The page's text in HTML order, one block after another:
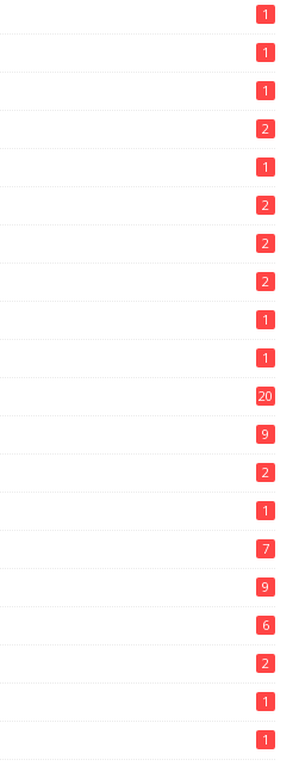
1
1
1
2
1
2
2
2
1
1
20
9
2
1
7
9
6
2
1
1